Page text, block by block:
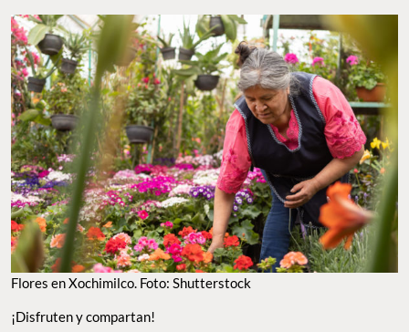
Flores en Xochimilco. Foto: Shutterstock
¡Disfruten y compartan!